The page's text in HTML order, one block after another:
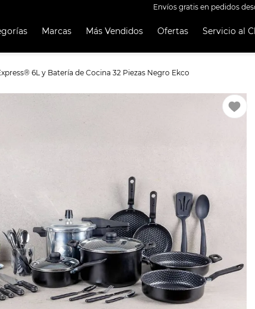
Envíos gratis en pedidos
Marcas Más Vendidos Ofertas Servicio al
6L y Batería de Cocina 32 Piezas Negro Ekco
TÉRMINOS MÁS
OLLA
VAPORERAS
8. BATERÍA
9. ACERO INOXIDABLE
10. COMAL